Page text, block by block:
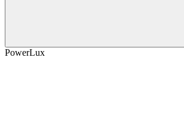
PowerLux